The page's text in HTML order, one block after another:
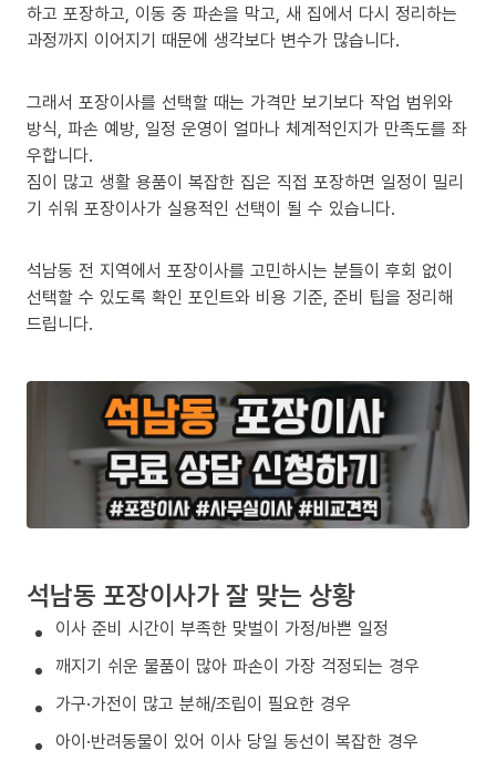
하고 포장하고, 이동 중 파손을 막고, 새 집에서 다시 정리하는
과정까지 이어지기 때문에 생각보다 변수가 많습니다.
그래서 포장이사를 선택할 때는 가격만 보기보다 작업 범위와
방식, 파손 예방, 일정 운영이 얼마나 체계적인지가 만족도를 좌
우합니다.
짐이 많고 생활 용품이 복잡한 집은 직접 포장하면 일정이 밀리
기 쉬워 포장이사가 실용적인 선택이 될 수 있습니다.
석남동 전 지역에서 포장이사를 고민하시는 분들이 후회 없이
선택할 수 있도록 확인 포인트와 비용 기준, 준비 팁을 정리해
드립니다.
석남동 포장이사가 잘 맞는 상황
이사 준비 시간이 부족한 맞벌이 가정/바쁜 일정
깨지기 쉬운 물품이 많아 파손이 가장 걱정되는 경우
가구·가전이 많고 분해/조립이 필요한 경우
아이·반려동물이 있어 이사 당일 동선이 복잡한 경우